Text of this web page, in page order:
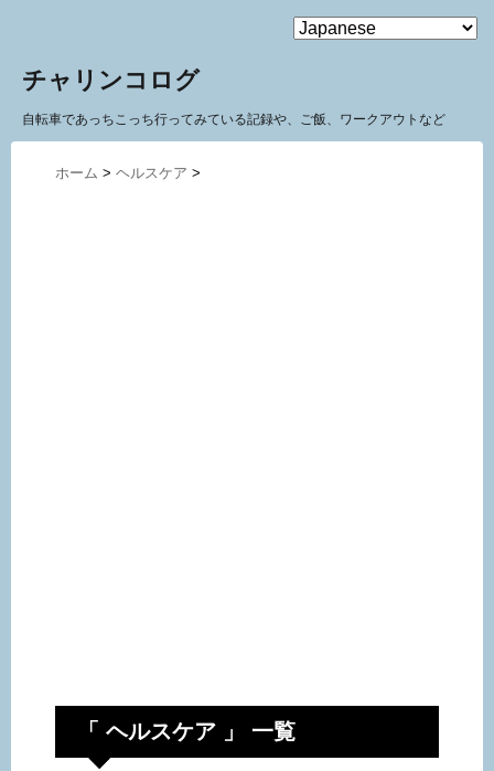
MENU
チャリンコログ
自転車であっちこっち行ってみている記録や、ご飯、ワークアウトなど
ホーム > ヘルスケア >
「 ヘルスケア 」 一覧